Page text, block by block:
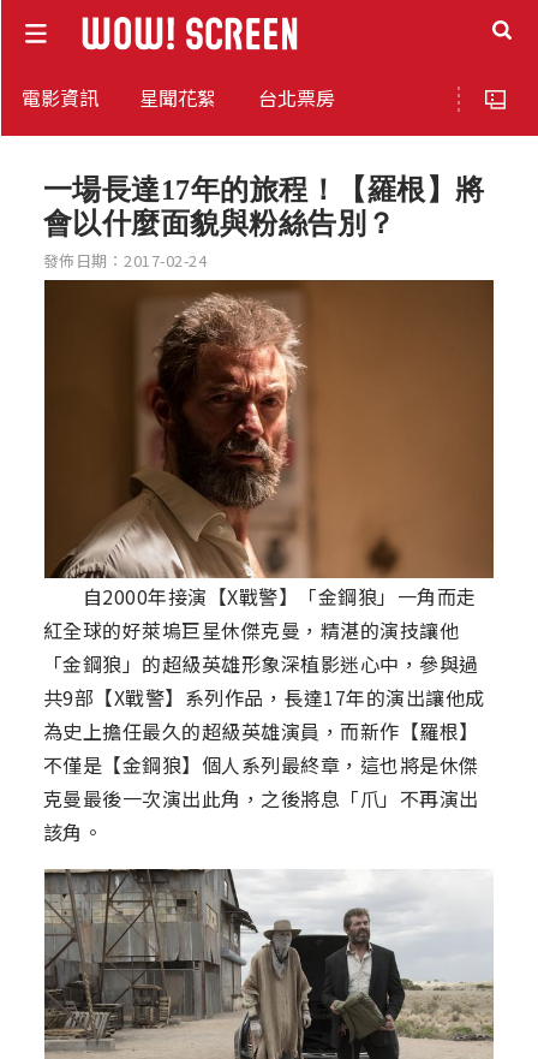
電影資訊 星聞花絮 台北票房
一場長達17年的旅程！【羅根】將
會以什麼面貌與粉絲告別？
發佈日期：2017-02-24
自2000年接演【X戰警】「金鋼狼」一角而走
紅全球的好萊塢巨星休傑克曼，精湛的演技讓他
「金鋼狼」的超級英雄形象深植影迷心中，參與過
共9部【X戰警】系列作品，長達17年的演出讓他成
為史上擔任最久的超級英雄演員，而新作【羅根】
不僅是【金鋼狼】個人系列最終章，這也將是休傑
克曼最後一次演出此角，之後將息「爪」不再演出
該角。